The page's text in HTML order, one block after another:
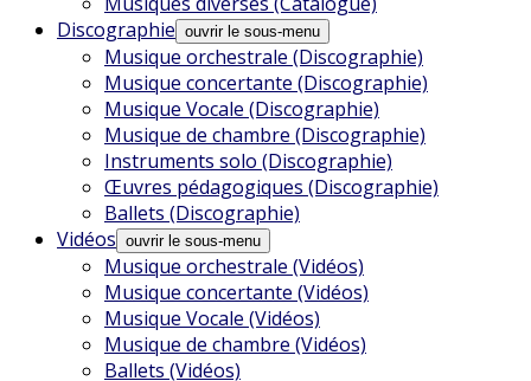
Discographie ouvrir le sous-menu
Musique orchestrale (Discographie)
Musique concertante (Discographie)
Musique Vocale (Discographie)
Musique de chambre (Discographie)
Instruments solo (Discographie)
Œuvres pédagogiques (Discographie)
Ballets (Discographie)
Vidéos ouvrir le sous-menu
Musique orchestrale (Vidéos)
Musique concertante (Vidéos)
Musique Vocale (Vidéos)
Musique de chambre (Vidéos)
Ballets (Vidéos)